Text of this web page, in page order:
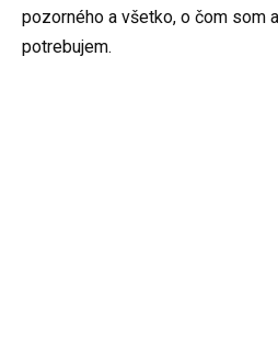
pozorného a všetko, o čom som
potrebujem.